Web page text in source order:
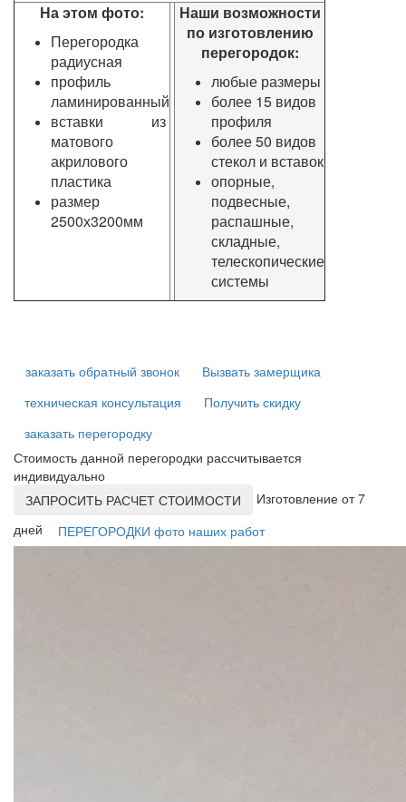
На этом фото:
Перегородка
радиусная
профиль
ламинированный
вставки из
матового
акрилового
пластика
размер
2500х3200мм
Наши возможности
по изготовлению
перегородок:
любые размеры
более 15 видов
профиля
более 50 видов
стекол и вставок
опорные,
подвесные,
распашные,
складные,
телескопические
системы
заказать обратный звонок
Вызвать замерщика
техническая консультация
Получить скидку
заказать перегородку
Стоимость данной перегородки рассчитывается
индивидуально
ЗАПРОСИТЬ РАСЧЕТ СТОИМОСТИ
Изготовление от 7
дней
ПЕРЕГОРОДКИ фото наших работ